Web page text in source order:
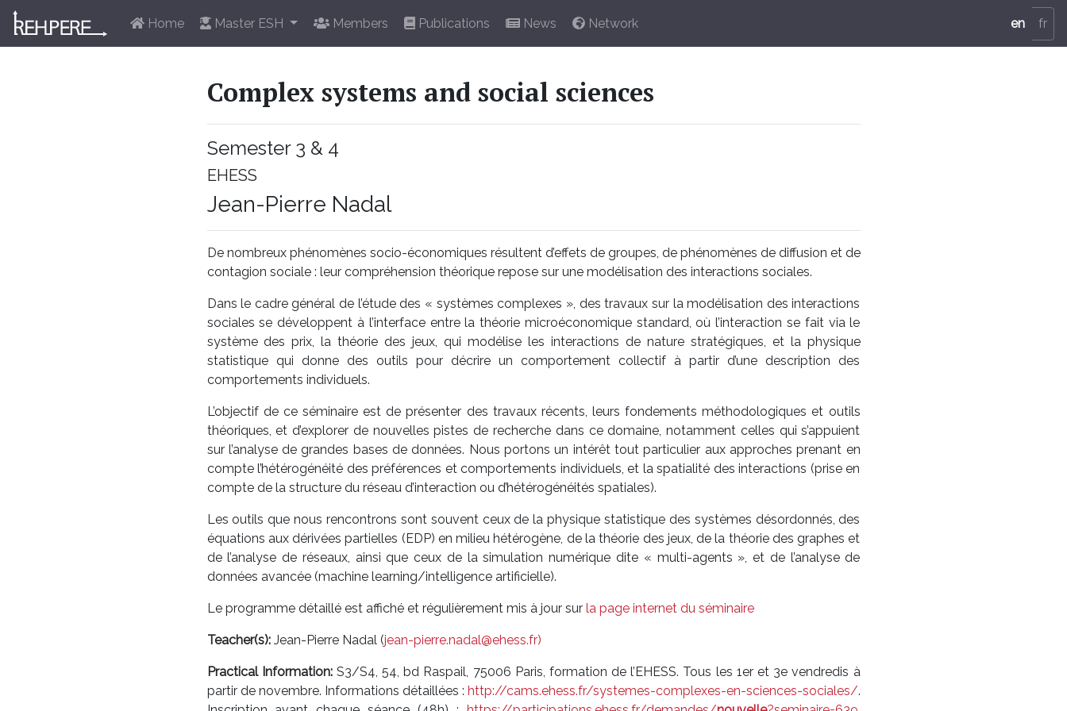
Home Master ESH Members Publications News Network en fr
Complex systems and social sciences
Semester 3 & 4
EHESS
Jean-Pierre Nadal
De nombreux phénomènes socio-économiques résultent d’effets de groupes, de phénomènes de diffusion et de
contagion sociale : leur compréhension théorique repose sur une modélisation des interactions sociales.
Dans le cadre général de l’étude des « systèmes complexes », des travaux sur la modélisation des interactions
sociales se développent à l’interface entre la théorie microéconomique standard, où l’interaction se fait via le
système des prix, la théorie des jeux, qui modélise les interactions de nature stratégiques, et la physique
statistique qui donne des outils pour décrire un comportement collectif à partir d’une description des
comportements individuels.
L’objectif de ce séminaire est de présenter des travaux récents, leurs fondements méthodologiques et outils
théoriques, et d’explorer de nouvelles pistes de recherche dans ce domaine, notamment celles qui s’appuient
sur l’analyse de grandes bases de données. Nous portons un intérêt tout particulier aux approches prenant en
compte l’hétérogénéité des préférences et comportements individuels, et la spatialité des interactions (prise en
compte de la structure du réseau d’interaction ou d’hétérogénéités spatiales).
Les outils que nous rencontrons sont souvent ceux de la physique statistique des systèmes désordonnés, des
équations aux dérivées partielles (EDP) en milieu hétérogène, de la théorie des jeux, de la théorie des graphes et
de l’analyse de réseaux, ainsi que ceux de la simulation numérique dite « multi-agents », et de l’analyse de
données avancée (machine learning/intelligence artificielle).
Le programme détaillé est affiché et régulièrement mis à jour sur la page internet du séminaire
Teacher(s):Jean-Pierre Nadal (jean-pierre.nadal@ehess.fr)
Practical Information:S3/S4, 54, bd Raspail, 75006 Paris, formation de l’EHESS. Tous les 1er et 3e vendredis à
partir de novembre. Informations détaillées : http://cams.ehess.fr/systemes-complexes-en-sciences-sociales/.